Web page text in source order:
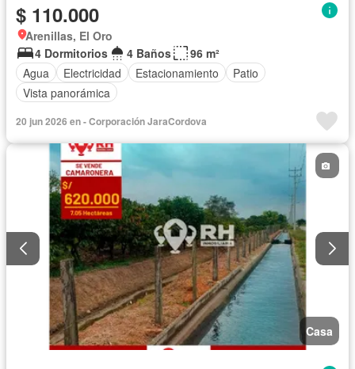
$ 110.000
Arenillas, El Oro
4 Dormitorios
4 Baños
96 m²
Agua
Electricidad Estacionamiento
Patio
Vista panorámica
20 jun 2026 en - Corporación JaraCordova
Casa